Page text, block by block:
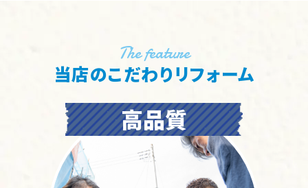
The feature
当店のこだわりリフォーム